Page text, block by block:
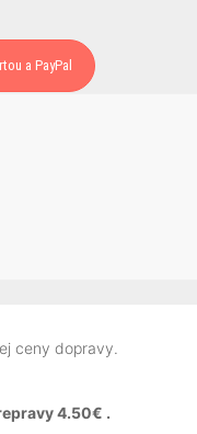
a PayPal
ceny dopravy.
4.50€ .